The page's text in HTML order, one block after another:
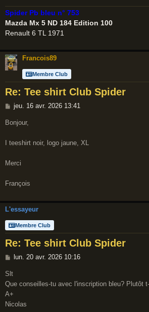
e
Spider Pb bleu n° 753
Mazda Mx 5 ND 184 Edition 100
Renault 6 TL 1971
Francois89
Membre Club
Re: Tee shirt Club Spider
M
s
a
e
jeu. 16 avr. 2026 13:41
Bonjour,
I teeshirt noir, logo jaune, XL
Merci
François
L'essayeur
Membre Club
Re: Tee shirt Club Spider
M
s
s
a
g
lun. 20 avr. 2026 10:16
Slt
Que conseilles-tu avec l'inscription bleu? Plutôt
A+
Nicolas